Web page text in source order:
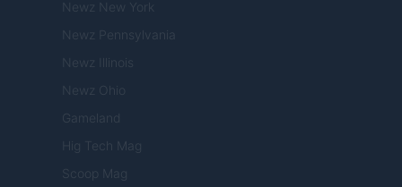
Newz New York
Newz Pennsylvania
Newz Illinois
Newz Ohio
Gameland
Hig Tech Mag
Scoop Mag